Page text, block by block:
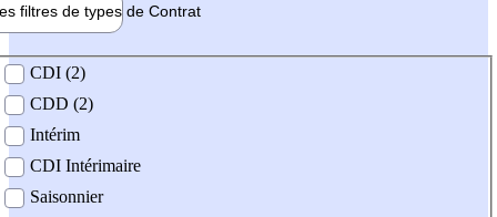
filtres de types de Contrat
contrat
CDI (2)
CDD (2)
Intérim
CDI Intérimaire
Saisonnier